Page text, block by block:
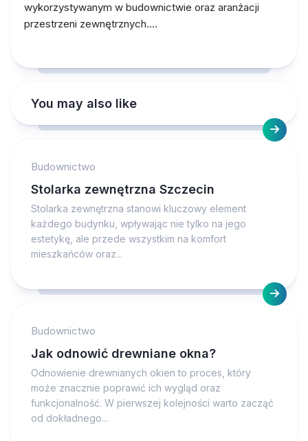
wykorzystywanym w budownictwie oraz aranżacji
przestrzeni zewnętrznych.…
You may also like
Budownictwo
Stolarka zewnętrzna Szczecin
Stolarka zewnętrzna stanowi kluczowy element
każdego budynku, wpływając nie tylko na jego
estetykę, ale przede wszystkim na komfort
mieszkańców oraz...
Budownictwo
Jak odnowić drewniane okna?
Odnowienie drewnianych okien to proces, który
może znacznie poprawić ich wygląd oraz
funkcjonalność. W pierwszej kolejności warto zacząć
od dokładnego...